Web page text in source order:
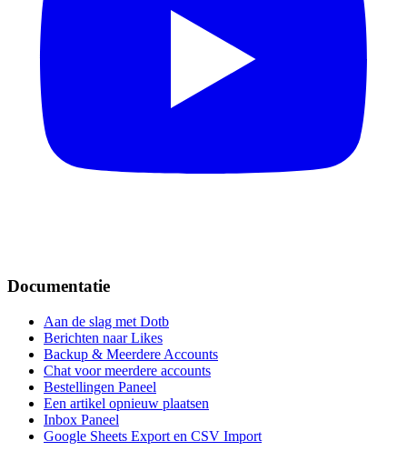
Documentatie
Aan de slag met Dotb
Berichten naar Likes
Backup & Meerdere Accounts
Chat voor meerdere accounts
Bestellingen Paneel
Een artikel opnieuw plaatsen
Inbox Paneel
Google Sheets Export en CSV Import